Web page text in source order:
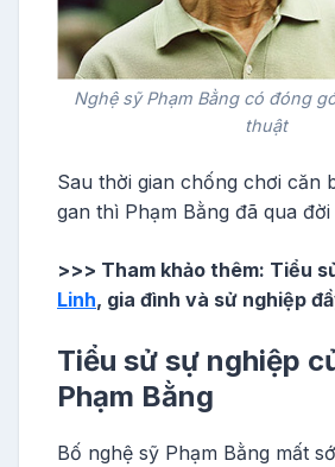
Nghệ sỹ Phạm Bằng có đóng
thuật
Sau thời gian chống chơi căn
gan thì Phạm Bằng đã qua
>>> Tham khảo thêm: Tiểu
Linh, gia đình và sử nghiệp
Tiểu sử sự nghiệp
Phạm Bằng
Bố nghệ sỹ Phạm Bằng mất